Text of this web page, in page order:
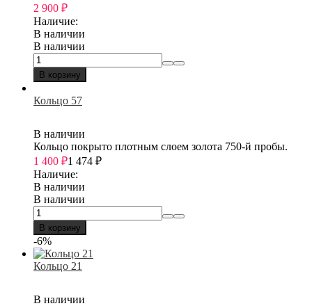
2 900 ₽
Наличие:
В наличии
В наличии
В корзину
Кольцо 57
В наличии
Кольцо покрыто плотным слоем золота 750-й пробы.
1 400 ₽1 474 ₽
Наличие:
В наличии
В наличии
В корзину
-6%
Кольцо 21
В наличии